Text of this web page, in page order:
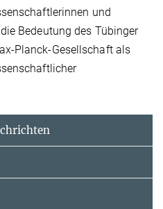
und
Bedeutung des Tübinger
Planck-Gesellschaft als